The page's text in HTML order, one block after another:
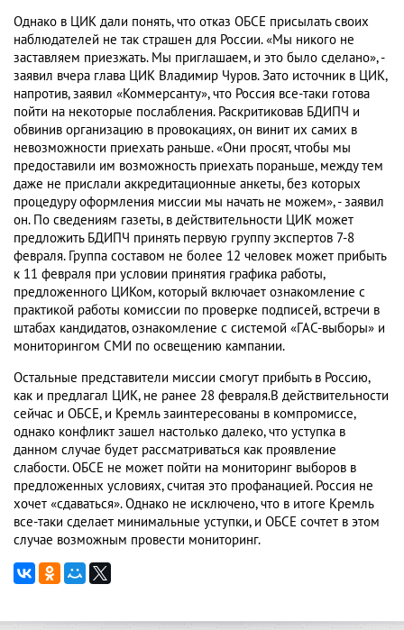
Однако в ЦИК дали понять, что отказ ОБСЕ присылать своих
наблюдателей не так страшен для России. «Мы никого не
заставляем приезжать. Мы приглашаем, и это было сделано», -
заявил вчера глава ЦИК Владимир Чуров. Зато источник в ЦИК,
напротив, заявил «Коммерсанту», что Россия все-таки готова
пойти на некоторые послабления. Раскритиковав БДИПЧ и
обвинив организацию в провокациях, он винит их самих в
невозможности приехать раньше. «Они просят, чтобы мы
предоставили им возможность приехать пораньше, между тем
даже не прислали аккредитационные анкеты, без которых
процедуру оформления миссии мы начать не можем», - заявил
он. По сведениям газеты, в действительности ЦИК может
предложить БДИПЧ принять первую группу экспертов 7-8
февраля. Группа составом не более 12 человек может прибыть
к 11 февраля при условии принятия графика работы,
предложенного ЦИКом, который включает ознакомление с
практикой работы комиссии по проверке подписей, встречи в
штабах кандидатов, ознакомление с системой «ГАС-выборы» и
мониторингом СМИ по освещению кампании.
Остальные представители миссии смогут прибыть в Россию,
как и предлагал ЦИК, не ранее 28 февраля.В действительности
сейчас и ОБСЕ, и Кремль заинтересованы в компромиссе,
однако конфликт зашел настолько далеко, что уступка в
данном случае будет рассматриваться как проявление
слабости. ОБСЕ не может пойти на мониторинг выборов в
предложенных условиях, считая это профанацией. Россия не
хочет «сдаваться». Однако не исключено, что в итоге Кремль
все-таки сделает минимальные уступки, и ОБСЕ сочтет в этом
случае возможным провести мониторинг.